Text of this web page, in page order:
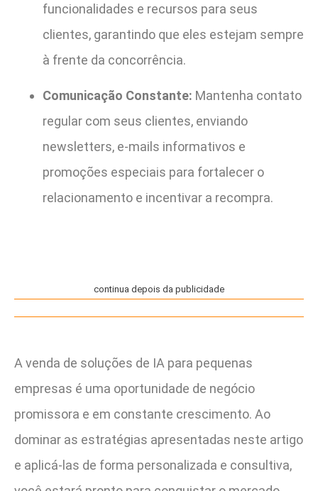
funcionalidades e recursos para seus
clientes, garantindo que eles estejam sempre
à frente da concorrência.
Comunicação Constante: Mantenha contato
regular com seus clientes, enviando
newsletters, e-mails informativos e
promoções especiais para fortalecer o
relacionamento e incentivar a recompra.
continua depois da publicidade
A venda de soluções de IA para pequenas
empresas é uma oportunidade de negócio
promissora e em constante crescimento. Ao
dominar as estratégias apresentadas neste artigo
e aplicá-las de forma personalizada e consultiva,